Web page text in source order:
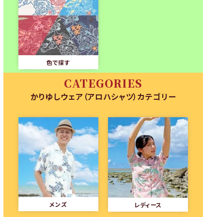
色で探す
CATEGORIES
かりゆしウェア（アロハシャツ）カテゴリー
メンズ レディース